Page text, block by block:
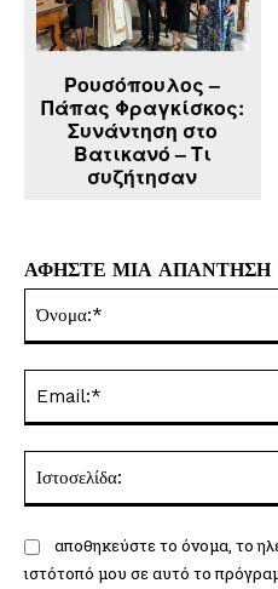
Ρουσόπουλος –
Πάπας Φραγκίσκος:
Συνάντηση στο
Βατικανό – Τι
συζήτησαν
ΑΦΗΣΤΕ ΜΙΑ ΑΠΑΝΤΗΣΗ
αποθηκεύστε το όνομα, το
ιστότοπό μου σε αυτό το